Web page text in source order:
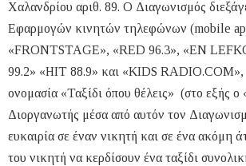
Χαλανδρίου αριθ. 89. Ο Διαγωνισμός
Εφαρμογών κινητών τηλεφώνων (mobile
«FRONTSTAGE», «RED 96.3», «EN
99.2» «HIT 88.9» και «KIDS RADIO.COM»,
ονομασία «Ταξίδι όπου θέλεις» (στο εξής
Διοργανωτής μέσα από αυτόν τον
ευκαιρία σε έναν νικητή και σε ένα ακόμη
του νικητή να κερδίσουν ένα ταξίδι